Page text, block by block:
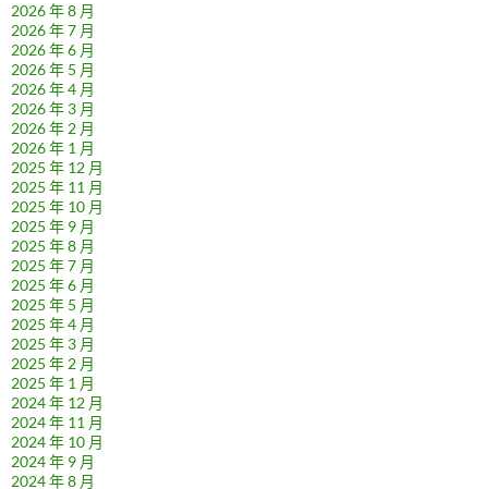
2026 年 8 月
2026 年 7 月
2026 年 6 月
2026 年 5 月
2026 年 4 月
2026 年 3 月
2026 年 2 月
2026 年 1 月
2025 年 12 月
2025 年 11 月
2025 年 10 月
2025 年 9 月
2025 年 8 月
2025 年 7 月
2025 年 6 月
2025 年 5 月
2025 年 4 月
2025 年 3 月
2025 年 2 月
2025 年 1 月
2024 年 12 月
2024 年 11 月
2024 年 10 月
2024 年 9 月
2024 年 8 月